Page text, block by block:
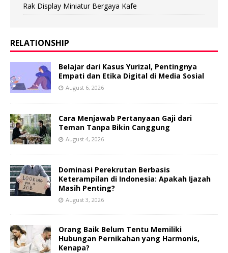
Rak Display Miniatur Bergaya Kafe
RELATIONSHIP
Belajar dari Kasus Yurizal, Pentingnya
Empati dan Etika Digital di Media Sosial
August 6, 2026
Cara Menjawab Pertanyaan Gaji dari
Teman Tanpa Bikin Canggung
August 4, 2026
Dominasi Perekrutan Berbasis
Keterampilan di Indonesia: Apakah Ijazah
Masih Penting?
August 3, 2026
Orang Baik Belum Tentu Memiliki
Hubungan Pernikahan yang Harmonis,
Kenapa?